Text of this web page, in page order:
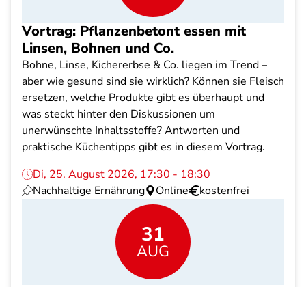
Vortrag: Pflanzenbetont essen mit
Linsen, Bohnen und Co.
Bohne, Linse, Kichererbse & Co. liegen im Trend –
aber wie gesund sind sie wirklich? Können sie Fleisch
ersetzen, welche Produkte gibt es überhaupt und
was steckt hinter den Diskussionen um
unerwünschte Inhaltsstoffe? Antworten und
praktische Küchentipps gibt es in diesem Vortrag.
Di, 25. August 2026, 17:30 - 18:30
Nachhaltige Ernährung
Online kostenfrei
31
AUG